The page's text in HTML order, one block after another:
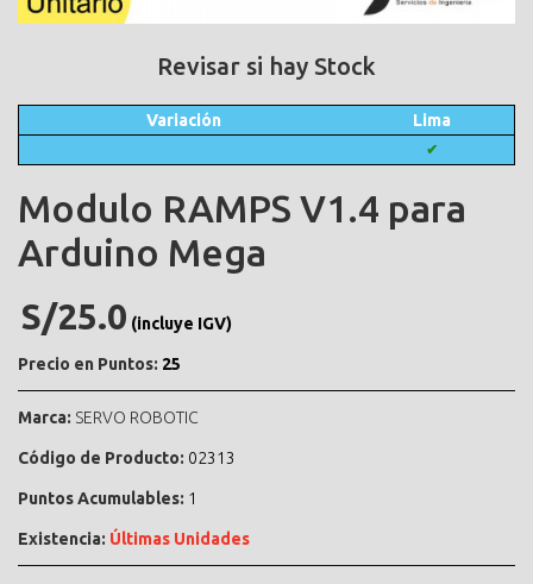
Revisar si hay Stock
Variación Lima
✔
Modulo RAMPS V1.4 para
Arduino Mega
S/25.0 (incluye IGV)
Precio en Puntos: 25
Marca: SERVO ROBOTIC
Código de Producto: 02313
Puntos Acumulables: 1
Existencia: Últimas Unidades